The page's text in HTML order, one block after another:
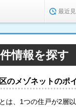
最近
情報を探す
のメゾネットのポ
は、1つの住戸が2層